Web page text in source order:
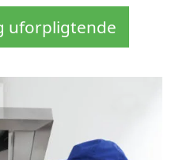
uforpligtende